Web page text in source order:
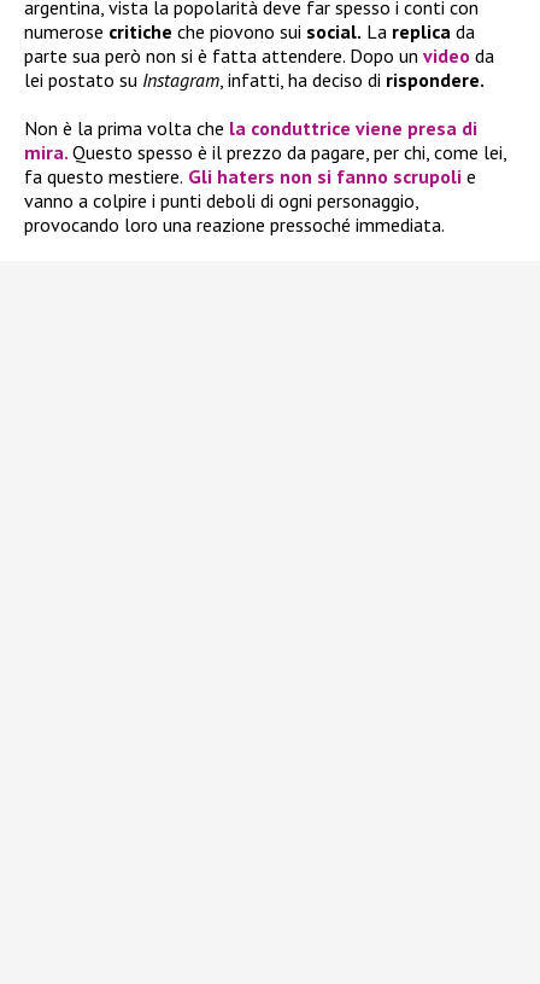
argentina, vista la popolarità deve far spesso i conti con
numerose critiche che piovono sui social. La replica da
parte sua però non si è fatta attendere. Dopo un video da
lei postato su Instagram, infatti, ha deciso di rispondere.
Non è la prima volta che la conduttrice viene presa di
mira. Questo spesso è il prezzo da pagare, per chi, come lei,
fa questo mestiere. Gli haters non si fanno scrupoli e
vanno a colpire i punti deboli di ogni personaggio,
provocando loro una reazione pressoché immediata.